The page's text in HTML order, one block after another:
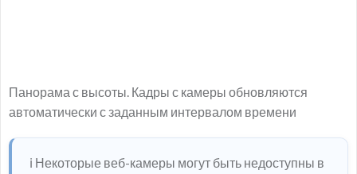
Панорама с высоты. Кадры с камеры обновляются
автоматически с заданным интервалом времени
ℹ️ Некоторые веб-камеры могут быть недоступны в